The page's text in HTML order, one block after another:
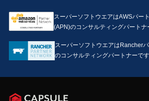
スーパーソフトウエアはAWSパー
(APN)のコンサルティングパートナ
スーパーソフトウエアはRancher
のコンサルティングパートナーです